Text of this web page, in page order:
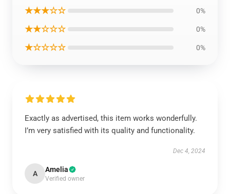
★★★☆☆ 0%
★★☆☆☆ 0%
★☆☆☆☆ 0%
Exactly as advertised, this item works wonderfully.
I’m very satisfied with its quality and functionality.
Dec 4, 2024
A Amelia
Verified owner